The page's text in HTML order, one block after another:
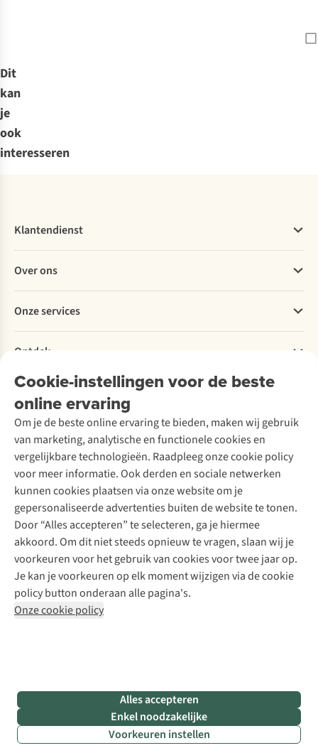
Dit
kan
je
ook
interesseren
Cookie-instellingen voor de beste
online ervaring
Om je de beste online ervaring te bieden, maken wij gebruik
van marketing, analytische en functionele cookies en
vergelijkbare technologieën. Raadpleeg onze cookie policy
voor meer informatie. Ook derden en sociale netwerken
kunnen cookies plaatsen via onze website om je
gepersonaliseerde advertenties buiten de website te tonen.
Door “Alles accepteren” te selecteren, ga je hiermee
akkoord. Om dit niet steeds opnieuw te vragen, slaan wij je
voorkeuren voor het gebruik van cookies voor twee jaar op.
Je kan je voorkeuren op elk moment wijzigen via de cookie
policy button onderaan alle pagina's.
Onze cookie policy
Alles accepteren
Enkel noodzakelijke
Voorkeuren instellen
Klantendienst
Bestellen
Betalen
Levering
Retourneren
Bestelling herroepen
Garantie
Contact
Over ons
Explore More
Verantwoord ondernemen
Over Ayacucho
Onze winkels
Over A.S.Adventure
Toegankelijkheidsverklaring
Onze services
Ski-onderhoud
Wasservice
Schoenonderhoud
Schoenherstelling
Kledingherstelling
Retouches
Voor bedrijven
Ontdek
A.S.Magazine
Podcast
Explore Academy
Explore Camp
Gear Check
Inspiratie & advies
Meld je aan voor de nieuwsbrief
Follow us
Disclaimer Privacy Policy
Algemene voorwaarden
Cookie Policy